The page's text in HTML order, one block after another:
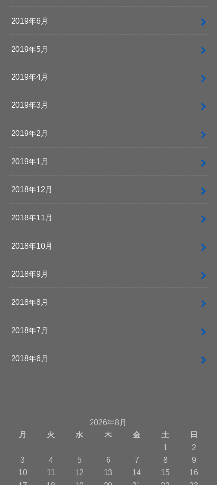
2019年6月
2019年5月
2019年4月
2019年3月
2019年2月
2019年1月
2018年12月
2018年11月
2018年10月
2018年9月
2018年8月
2018年7月
2018年6月
2026年8月
月
火 水 木 金 土
日
1
2
3
4 5 6 7 8
9
10
11 12 13 14 15
16